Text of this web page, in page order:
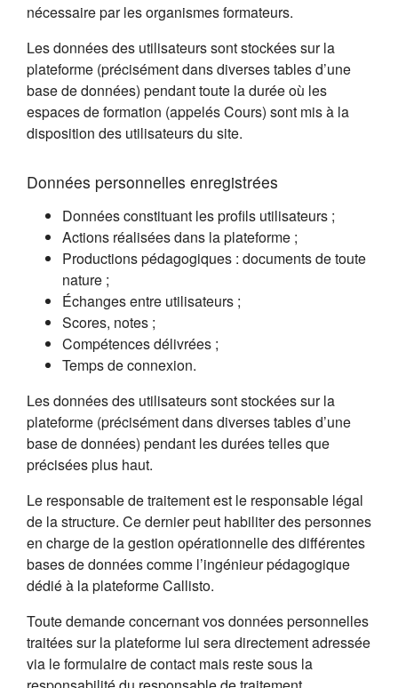
nécessaire par les organismes formateurs.
Les données des utilisateurs sont stockées sur la
plateforme (précisément dans diverses tables d’une
base de données) pendant toute la durée où les
espaces de formation (appelés Cours) sont mis à la
disposition des utilisateurs du site.
Données personnelles enregistrées
Données constituant les profils utilisateurs ;
Actions réalisées dans la plateforme ;
Productions pédagogiques : documents de toute
nature ;
Échanges entre utilisateurs ;
Scores, notes ;
Compétences délivrées ;
Temps de connexion.
Les données des utilisateurs sont stockées sur la
plateforme (précisément dans diverses tables d’une
base de données) pendant les durées telles que
précisées plus haut.
Le responsable de traitement est le responsable légal
de la structure. Ce dernier peut habiliter des personnes
en charge de la gestion opérationnelle des différentes
bases de données comme l’ingénieur pédagogique
dédié à la plateforme Callisto.
Toute demande concernant vos données personnelles
traitées sur la plateforme lui sera directement adressée
via le formulaire de contact mais reste sous la